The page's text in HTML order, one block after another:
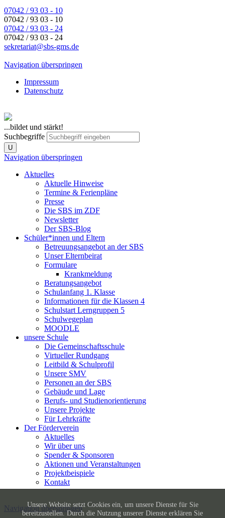
07042 / 93 03 - 10
07042 / 93 03 - 10
07042 / 93 03 - 24
07042 / 93 03 - 24
sekretariat@sbs-gms.de
Navigation überspringen
Impressum
Datenschutz
Unsere Website setzt Cookies ein, um unsere Dienste für Sie
bereitzustellen. Durch die Nutzung unserer Dienste erklären Sie
...bildet und stärkt!
Suchbegriffe
U
Navigation überspringen
Aktuelles
Aktuelle Hinweise
Termine & Ferienpläne
Presse
Die SBS im ZDF
Newsletter
Der SBS-Blog
Schüler*innen und Eltern
Betreuungsangebot an der SBS
Unser Elternbeirat
Formulare
Krankmeldung
Beratungsangebot
Schulanfang 1. Klasse
Informationen für die Klassen 4
Schulstart Lerngruppen 5
Schulwegeplan
MOODLE
unsere Schule
Die Gemeinschaftsschule
Virtueller Rundgang
Leitbild & Schulprofil
Unsere SMV
Personen an der SBS
Gebäude und Lage
Berufs- und Studienorientierung
Unsere Projekte
Für Lehrkräfte
Der Förderverein
Aktuelles
Wir über uns
Spender & Sponsoren
Aktionen und Veranstaltungen
Projektbeispiele
Kontakt
Navigation überspringen